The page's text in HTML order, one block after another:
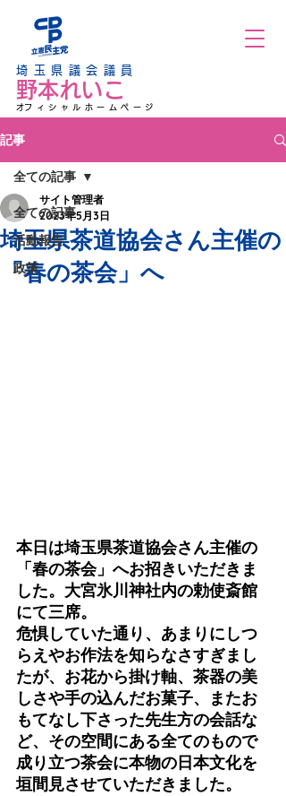
野本れいこ
​オフィシャルホームページ
埼玉県議会議員
記事
全ての記事
活動報告
政策
全ての記事
埼玉県茶道協会さん主催の
「春の茶会」へ
サイト管理者
2023年5月3日
本日は埼玉県茶道協会さん主催の
「春の茶会」へお招きいただきま
した。大宮氷川神社内の勅使斎館
にて三席。
危惧していた通り、あまりにしつ
らえやお作法を知らなさすぎまし
たが、お花から掛け軸、茶器の美
しさや手の込んだお菓子、またお
もてなし下さった先生方の会話な
ど、その空間にある全てのもので
成り立つ茶会に本物の日本文化を
垣間見させていただきました。